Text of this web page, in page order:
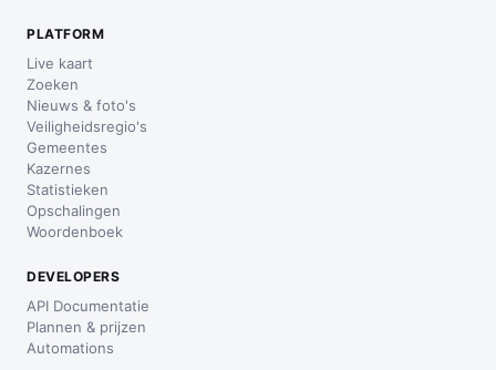
PLATFORM
Live kaart
Zoeken
Nieuws & foto's
Veiligheidsregio's
Gemeentes
Kazernes
Statistieken
Opschalingen
Woordenboek
DEVELOPERS
API Documentatie
Plannen & prijzen
Automations